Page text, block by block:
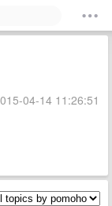
04-14 11:26:51